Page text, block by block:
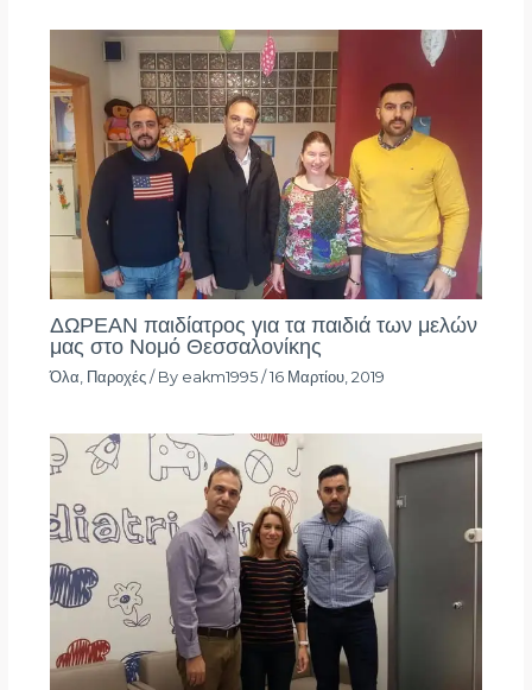
ΔΩΡΕΑΝ παιδίατρος για τα παιδιά των μελών
μας στο Νομό Θεσσαλονίκης
Όλα Παροχές/ By eakm1995 /16 Μαρτίου, 2019